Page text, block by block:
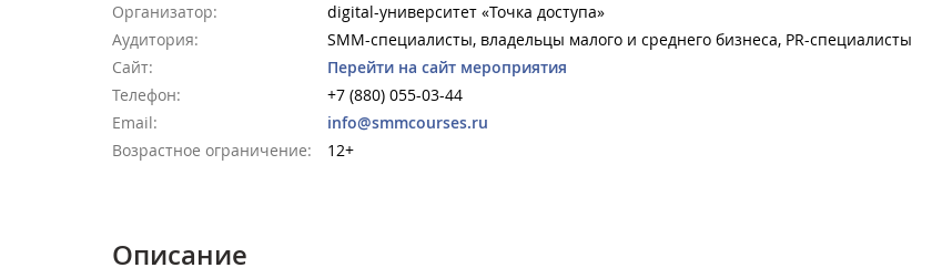
Организатор:
digital-университет «Точка доступа»
Аудитория:
SMM-специалисты, владельцы малого и среднего бизнеса, PR-специалисты
Сайт:
Перейти на сайт мероприятия
Телефон:
+7 (880) 055-03-44
Email:
info@smmcourses.ru
Возрастное ограничение:
12+
Описание